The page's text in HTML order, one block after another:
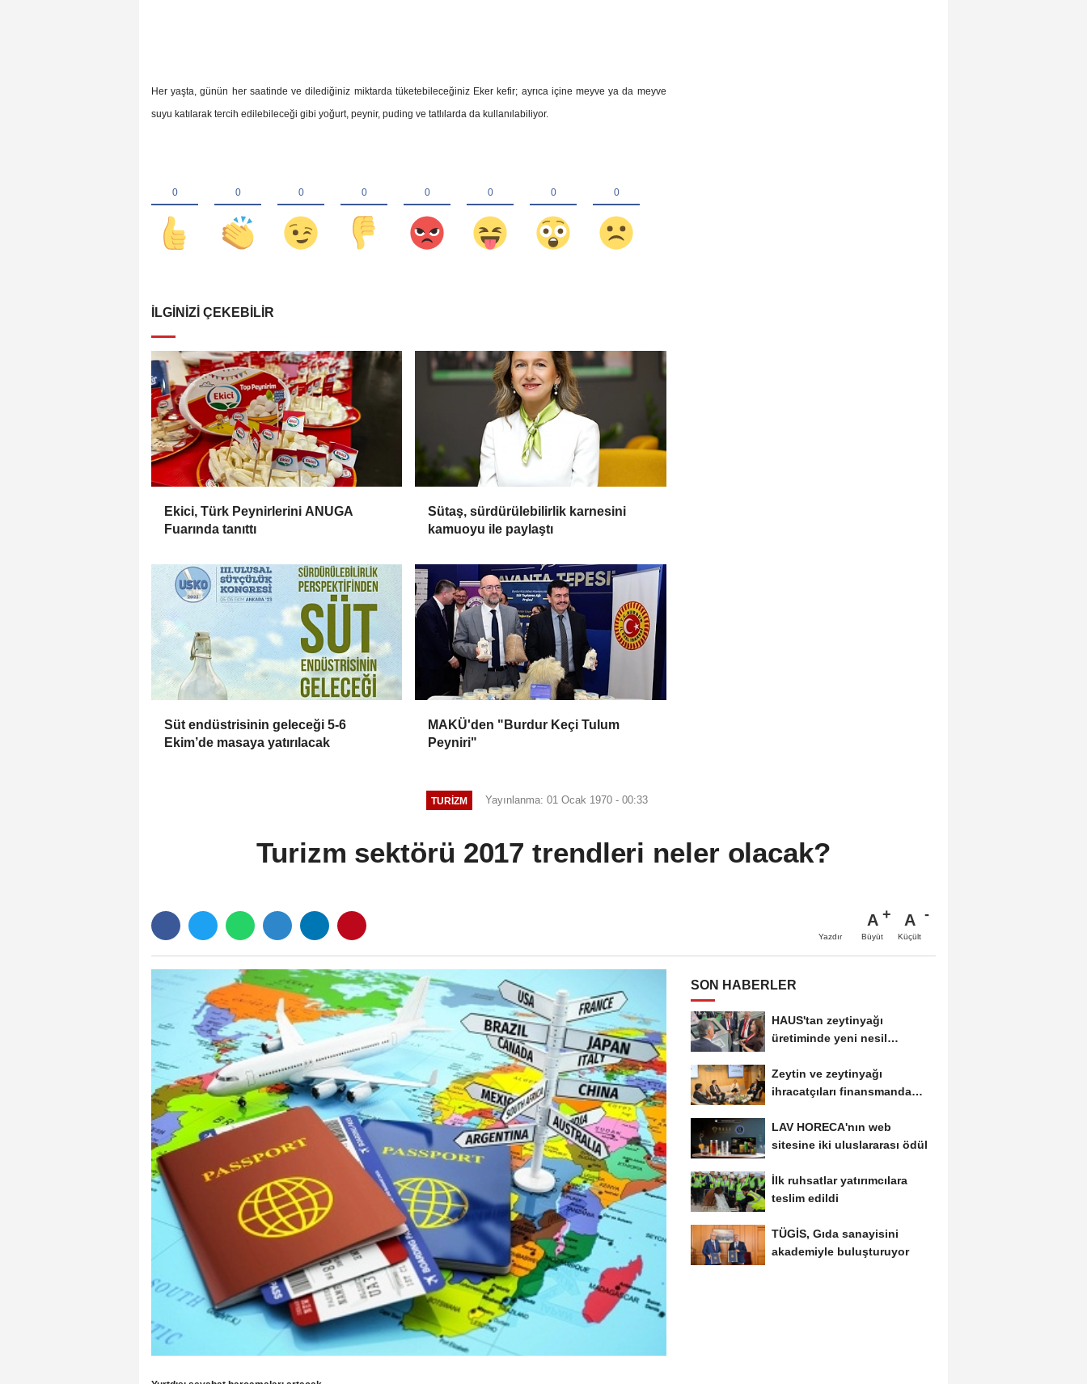
Her yaşta, günün her saatinde ve dilediğiniz miktarda tüketebileceğiniz Eker kefir; ayrıca içine meyve ya da meyve
suyu katılarak tercih edilebileceği gibi yoğurt, peynir, puding ve tatlılarda da kullanılabiliyor.
İLGINIZI ÇEKEBILIR
Ekici, Türk Peynirlerini ANUGA
Fuarında tanıttı
Sütaş, sürdürülebilirlik karnesini
kamuoyu ile paylaştı
Süt endüstrisinin geleceği 5-6
Ekim’de masaya yatırılacak
MAKÜ'den "Burdur Keçi Tulum
Peyniri"
TURIZM Yayınlanma: 01 Ocak 1970 - 00:33
Turizm sektörü 2017 trendleri neler olacak?
Yazdır
A
Büyüt
A
Küçült
SON HABERLER
HAUS'tan zeytinyağı
üretiminde yeni nesil
Zeytin ve zeytinyağı
ihracatçıları finansmanda
LAV HORECA'nın web
sitesine iki uluslararası ödül
İlk ruhsatlar yatırımcılara
teslim edildi
TÜGİS, Gıda sanayisini
akademiyle buluşturuyor